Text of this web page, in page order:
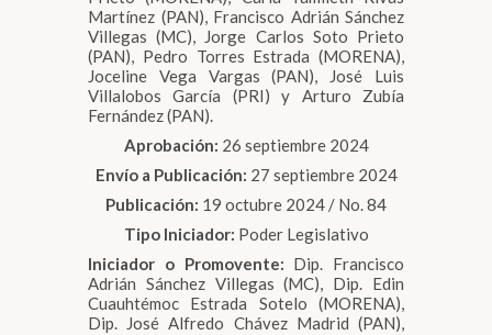
Martínez (PAN), Francisco Adrián Sánchez
Villegas (MC), Jorge Carlos Soto Prieto
(PAN), Pedro Torres Estrada (MORENA),
Joceline Vega Vargas (PAN), José Luis
Villalobos García (PRI) y Arturo Zubía
Fernández (PAN).
Aprobación: 26 septiembre 2024
Envío a Publicación: 27 septiembre 2024
Publicación: 19 octubre 2024 / No. 84
Tipo Iniciador: Poder Legislativo
Iniciador o Promovente: Dip. Francisco
Adrián Sánchez Villegas (MC), Dip. Edin
Cuauhtémoc Estrada Sotelo (MORENA),
Dip. José Alfredo Chávez Madrid (PAN),